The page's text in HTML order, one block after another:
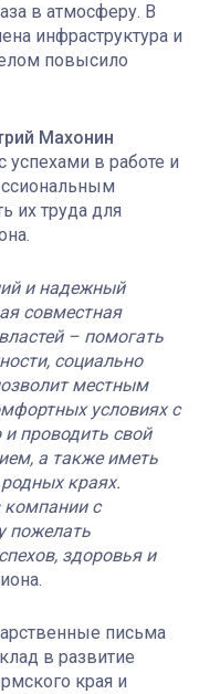
в атмосферу. В
инфраструктура и
повысило
Махонин
успехами в работе и
их труда для
и надежный
совместная
– помогать
социально
местным
условиях с
проводить свой
а также иметь
краях.
компании с
пожелать
здоровья и
письма
в развитие
края и